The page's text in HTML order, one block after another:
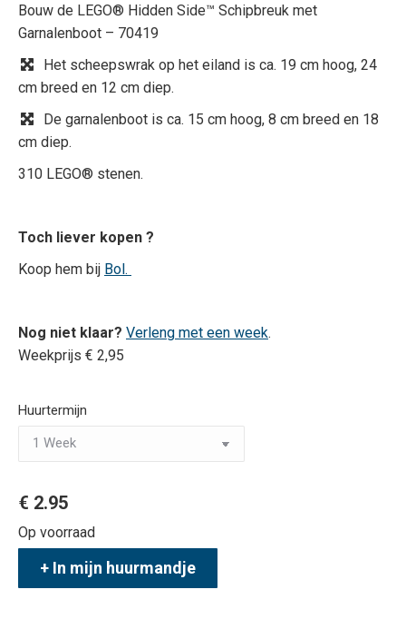
Bouw de LEGO® Hidden Side™ Schipbreuk met
Garnalenboot – 70419
Het scheepswrak op het eiland is ca. 19 cm hoog, 24
cm breed en 12 cm diep.
De garnalenboot is ca. 15 cm hoog, 8 cm breed en 18
cm diep.
310 LEGO® stenen.
Toch liever kopen ?
Koop hem bij Bol.
Nog niet klaar? Verleng met een week.
Weekprijs € 2,95
Huurtermijn
€ 2.95
Op voorraad
+ In mijn huurmandje